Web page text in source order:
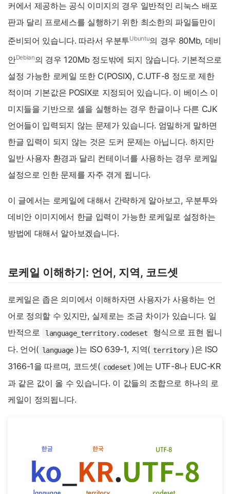
커에서 제공하는 공식 이미지의 경우 일반적인 리눅스 배포
판과 달리 프로세스를 실행하기 위한 최소한의 파일들만이
준비되어 있습니다. 따라서 우분투Ubuntu의 경우 80Mb, 데비
안Debian의 경우 120Mb 정도밖에 되지 않습니다. 기본적으로
설정 가능한 로케일 또한 C(POSIX), C.UTF-8 정도로 제한
적이며 기본값은 POSIX로 지정되어 있습니다. 이 베이스 이
미지들을 기반으로 셸을 실행하는 경우 한글이나 다른 CJK
언어들이 입력되지 않는 문제가 있습니다. 엄밀하게 말하면
한글 입력이 되지 않는 것은 도커 문제는 아닙니다. 하지만
일반 사용자 환경과 달리 컨테이너를 사용하는 경우 로케일
설정으로 인한 문제를 자주 겪게 됩니다.
이 글에서는 로케일에 대해서 간략하게 알아보고, 우분투와
데비안 이미지에서 한글 입력이 가능한 로케일로 설정하는
방법에 대해서 알아보겠습니다.
로케일 이해하기: 언어, 지역, 코드셋
로케일은 좁은 의미에서 이해하자면 사용자가 사용하는 언
어로 정의할 수 있지만, 실제로는 조금 차이가 있습니다. 일
반적으로
language_territory.codeset
형식으로 표현 됩니
다. 언어( language )는 ISO 639-1, 지역( territory )은 ISO
3166-1을 따르며, 코드셋( codeset )에는 UTF-8나 EUC-KR
과 같은 값이 올 수 있습니다. 이 값들의 조합으로 하나의 로
케일이 정의됩니다.